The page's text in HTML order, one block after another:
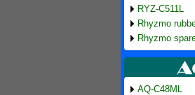
RYZ-C511L
Rhyzmo
Rhyzmo
AQ-C48ML